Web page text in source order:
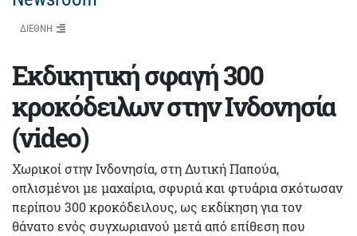
ΔΙΕΘΝΗ
Εκδικητική σφαγή 300
κροκόδειλων στην Ινδονησία
(video)
Χωρικοί στην Ινδονησία, στη Δυτική Παπούα,
οπλισμένοι με μαχαίρια, σφυριά και φτυάρια σκότωσαν
περίπου 300 κροκόδειλους, ως εκδίκηση για τον
θάνατο ενός συγχωριανού μετά από επίθεση που